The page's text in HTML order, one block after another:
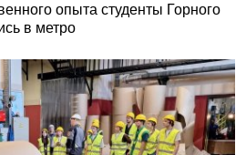
опыта студенты Горного
в метро